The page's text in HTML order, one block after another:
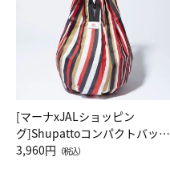
[マーナxJALショッピン
グ]Shupattoコンパクトバッグ
Drop JAL客室乗務員（LC）ス
3,960円 （税込）